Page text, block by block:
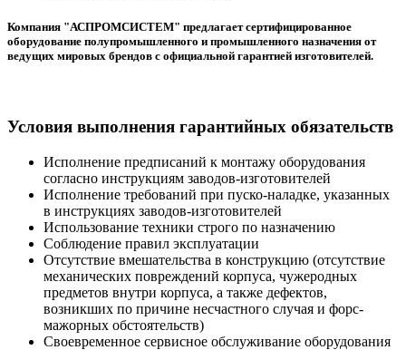
Компания "АСПРОМСИСТЕМ" предлагает сертифицированное
оборудование полупромышленного и промышленного назначения от
ведущих мировых брендов с официальной гарантией изготовителей.
Условия выполнения гарантийных обязательств
Исполнение предписаний к монтажу оборудования
согласно инструкциям заводов-изготовителей
Исполнение требований при пуско-наладке, указанных
в инструкциях заводов-изготовителей
Использование техники строго по назначению
Соблюдение правил эксплуатации
Отсутствие вмешательства в конструкцию (отсутствие
механических повреждений корпуса, чужеродных
предметов внутри корпуса, а также дефектов,
возникших по причине несчастного случая и форс-
мажорных обстоятельств)
Своевременное сервисное обслуживание оборудования